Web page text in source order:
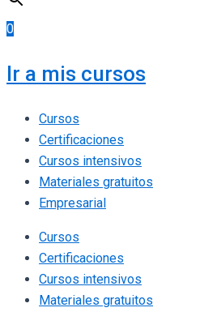
0
Ir a mis cursos
Cursos
Certificaciones
Cursos intensivos
Materiales gratuitos
Empresarial
Cursos
Certificaciones
Cursos intensivos
Materiales gratuitos